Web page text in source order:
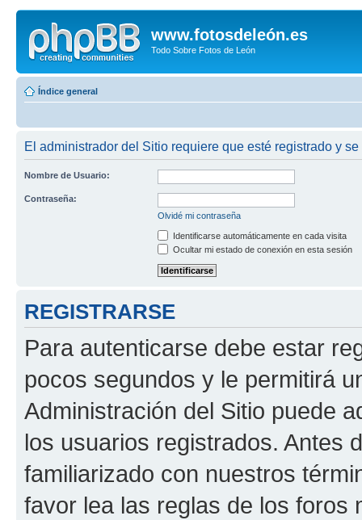
www.fotosdeleón.es
Todo Sobre Fotos de León
Índice general
El administrador del Sitio requiere que esté registrado y
Nombre de Usuario:
Contraseña:
Olvidé mi contraseña
Identificarse automáticamente en cada visita
Ocultar mi estado de conexión en esta sesión
REGISTRARSE
Para autenticarse debe estar
pocos segundos y le permitirá
Administración del Sitio puede
los usuarios registrados. Antes
familiarizado con nuestros
favor lea las reglas de los foros